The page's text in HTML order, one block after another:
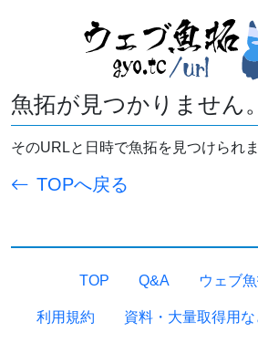
魚拓が見つかりません。
そのURLと日時で魚拓を見つけられ
TOPへ戻る
TOP Q&A ウェブ
利用規約 資料・大量取得用